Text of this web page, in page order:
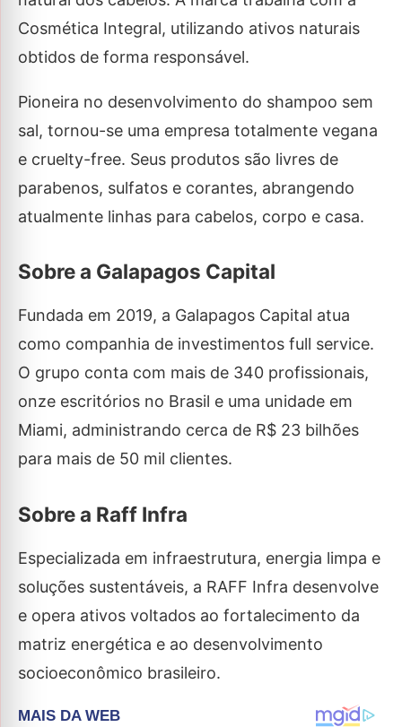
Cosmética Integral, utilizando ativos naturais
obtidos de forma responsável.
Pioneira no desenvolvimento do shampoo sem
sal, tornou-se uma empresa totalmente vegana
e cruelty-free. Seus produtos são livres de
parabenos, sulfatos e corantes, abrangendo
atualmente linhas para cabelos, corpo e casa.
Sobre a Galapagos Capital
Fundada em 2019, a Galapagos Capital atua
como companhia de investimentos full service.
O grupo conta com mais de 340 profissionais,
onze escritórios no Brasil e uma unidade em
Miami, administrando cerca de R$ 23 bilhões
para mais de 50 mil clientes.
Sobre a Raff Infra
Especializada em infraestrutura, energia limpa e
soluções sustentáveis, a RAFF Infra desenvolve
e opera ativos voltados ao fortalecimento da
matriz energética e ao desenvolvimento
socioeconômico brasileiro.